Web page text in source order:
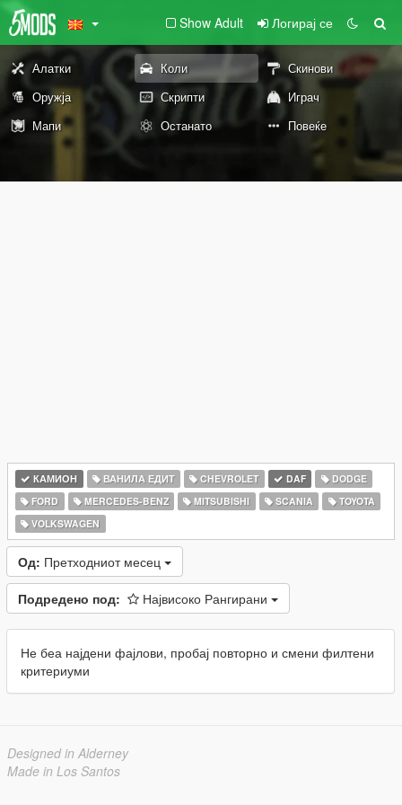
Show Adult Логирај се
Алатки Коли
Скинови
Оружја
Скрипти
Играч
Мапи
Останато Повеќе
КАМИОН ВАНИЛА ЕДИТ CHEVROLET DAF
DODGE
FORD
MERCEDES-BENZ MITSUBISHI SCANIA
TOYOTA
VOLKSWAGEN
Од: Претходниот месец
Подредено под: Највисоко Рангирани
Не беа најдени фајлови, пробај повторно и смени филтени
критериуми
Designed in Alderney
Made in Los Santos